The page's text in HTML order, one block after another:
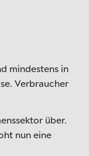
mindestens in
Verbraucher
über.
nun eine